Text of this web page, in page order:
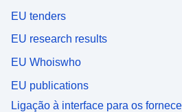
EU tenders
EU research results
EU Whoiswho
EU publications
Ligação à interface para os